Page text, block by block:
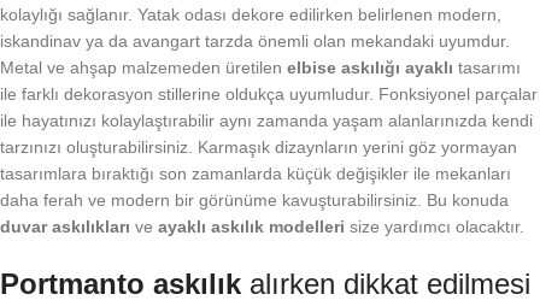
kolaylığı sağlanır. Yatak odası dekore edilirken belirlenen modern,
iskandinav ya da avangart tarzda önemli olan mekandaki uyumdur.
Metal ve ahşap malzemeden üretilen elbise askılığı ayaklı tasarımı
ile farklı dekorasyon stillerine oldukça uyumludur. Fonksiyonel parçalar
ile hayatınızı kolaylaştırabilir aynı zamanda yaşam alanlarınızda kendi
tarzınızı oluşturabilirsiniz. Karmaşık dizaynların yerini göz yormayan
tasarımlara bıraktığı son zamanlarda küçük değişikler ile mekanları
daha ferah ve modern bir görünüme kavuşturabilirsiniz. Bu konuda
duvar askılıkları ve ayaklı askılık modelleri size yardımcı olacaktır.
Portmanto askılık alırken dikkat edilmesi